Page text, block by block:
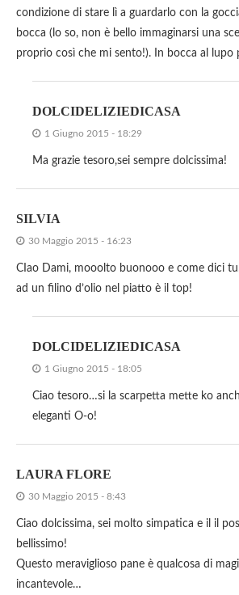
condizione di stare lì a guardarlo con la
bocca (lo so, non è bello immaginarsi una
proprio così che mi sento!). In bocca al lupo
DOLCIDELIZIEDICASA
1 Giugno 2015 - 18:29
Ma grazie tesoro,sei sempre dolcissima!
SILVIA
30 Maggio 2015 - 16:23
CIao Dami, mooolto buonooo e come dici
ad un filino d’olio nel piatto è il top!
DOLCIDELIZIEDICASA
1 Giugno 2015 - 18:05
Ciao tesoro…si la scarpetta mette ko
eleganti O-o!
LAURA FLORE
30 Maggio 2015 - 8:43
Ciao dolcissima, sei molto simpatica e il il
bellissimo!
Questo meraviglioso pane è qualcosa di
incantevole…